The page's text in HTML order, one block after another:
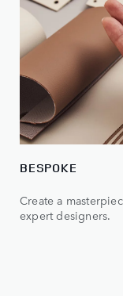
BESPOKE
Create a
expert designers.